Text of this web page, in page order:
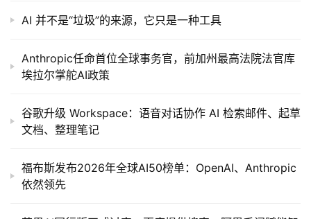
AI 并不是“垃圾”的来源，它只是一种工具
Anthropic任命首位全球事务官，前加州最高法院法官库
埃拉尔掌舵AI政策
谷歌升级 Workspace：语音对话协作 AI 检索邮件、起草
文档、整理笔记
福布斯发布2026年全球AI50榜单：OpenAI、Anthropic
依然领先